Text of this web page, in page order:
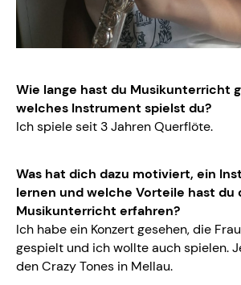
Wie lange hast du Musikunterricht
welches Instrument spielst du?
Ich spiele seit 3 Jahren Querflöte.
Was hat dich dazu motiviert, ein
lernen und welche Vorteile hast du
Musikunterricht erfahren?
Ich habe ein Konzert gesehen, die
gespielt und ich wollte auch spielen.
den Crazy Tones in Mellau.